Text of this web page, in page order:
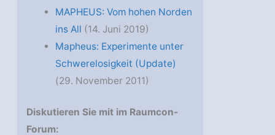
MAPHEUS: Vom hohen Norden
ins All (14. Juni 2019)
Mapheus: Experimente unter
Schwerelosigkeit (Update)
(29. November 2011)
Diskutieren Sie mit im Raumcon-
Forum: